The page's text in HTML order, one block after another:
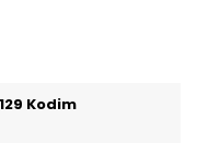
Kodim